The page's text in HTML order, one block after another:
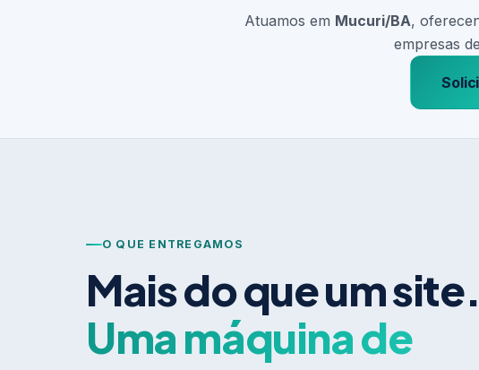
Atuamos em Mucuri/BA,
empresas
O QUE ENTREGAMOS
Mais do que um site.
Uma máquina de